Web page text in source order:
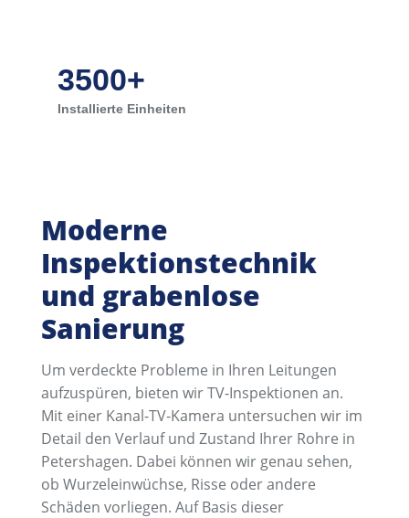
3500+
Installierte Einheiten
Moderne
Inspektionstechnik
und grabenlose
Sanierung
Um verdeckte Probleme in Ihren Leitungen
aufzuspüren, bieten wir TV-Inspektionen an.
Mit einer Kanal-TV-Kamera untersuchen wir im
Detail den Verlauf und Zustand Ihrer Rohre in
Petershagen. Dabei können wir genau sehen,
ob Wurzeleinwüchse, Risse oder andere
Schäden vorliegen. Auf Basis dieser